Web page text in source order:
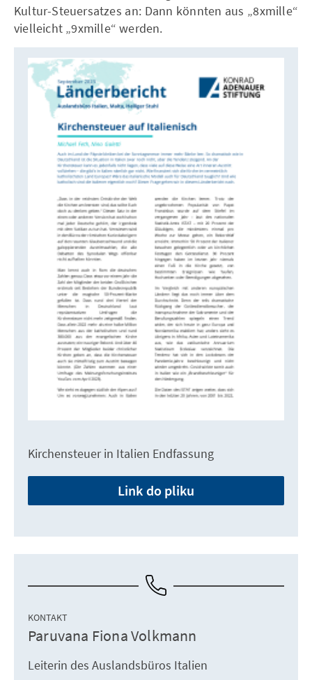
Kultur-Steuersatzes an: Dann könnten aus „8xmille“
vielleicht „9xmille“ werden.
Kirchensteuer in Italien Endfassung
Link do pliku
KONTAKT
Paruvana Fiona Volkmann
Leiterin des Auslandsbüros Italien